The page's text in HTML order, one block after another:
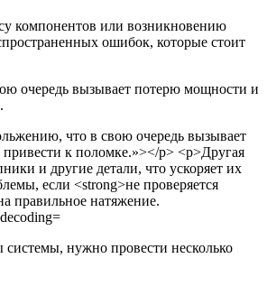
компонентов или возникновению
ошибок, которые стоит
очередь вызывает потерю мощности и
нужно провести несколько